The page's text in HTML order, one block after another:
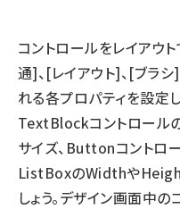
コントロールをレイアウ
通]、[レイアウト]、[ブラ
れる各プロパティを設定
TextBlockコントロール
サイズ、Buttonコントロ
ListBoxのWidthや
しょう。デザイン画面中